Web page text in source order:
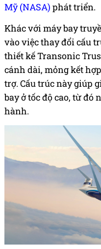
Mỹ (NASA) phát triển.
Khác với máy bay
vào việc thay đổi cấu
thiết kế Transonic
cánh dài, mỏng kết
trợ. Cấu trúc này giúp
bay ở tốc độ cao, từ đó
hành.